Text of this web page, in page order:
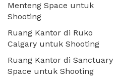
Menteng Space untuk
Shooting
Ruang Kantor di Ruko
Calgary untuk Shooting
Ruang Kantor di Sanctuary
Space untuk Shooting